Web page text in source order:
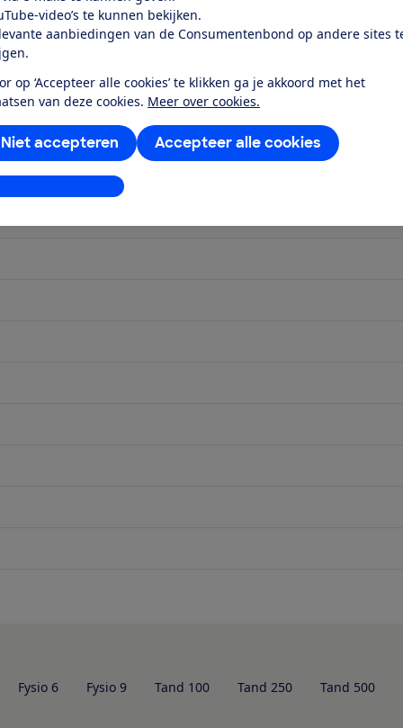
video’s te kunnen bekijken.
aanbiedingen van de Consumentenbond op andere sites
op ‘Accepteer alle cookies’ te klikken ga je akkoord met het
van deze cookies. Meer over cookies.
Accepteer alle cookies
Niet accepteren
aanpassen
Fysio 6 Fysio 9 Tand 100 Tand 250 Tand 500